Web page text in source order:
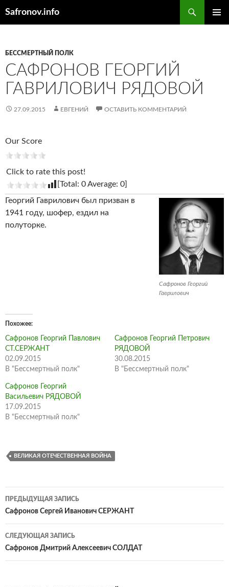
Safronov.info
БЕССМЕРТНЫЙ ПОЛК
САФРОНОВ ГЕОРГИЙ
ГАВРИЛОВИЧ РЯДОВОЙ
27.09.2015 ЕВГЕНИЙ ОСТАВИТЬ КОММЕНТАРИЙ
Our Score
Click to rate this post!
[Total: 0Average: 0]
Сафронов Георгий
Гаврилович
Георгий Гаврилович был призван в
1941 году, шофер, ездил на
полуторке.
Похожее
Сафронов Георгий Павлович
СТ.СЕРЖАНТ
02.09.2015
В "Бессмертный полк"
Сафронов Георгий Петрович
РЯДОВОЙ
30.08.2015
В "Бессмертный полк"
Сафронов Георгий
Васильевич РЯДОВОЙ
17.09.2015
В "Бессмертный полк"
ВЕЛИКАЯ ОТЕЧЕСТВЕННАЯ ВОЙНА
Навигация
по
записям
ПРЕДЫДУЩАЯ ЗАПИСЬ
Сафронов Сергей Иванович СЕРЖАНТ
СЛЕДУЮЩАЯ ЗАПИСЬ
Сафронов Дмитрий Алексеевич СОЛДАТ